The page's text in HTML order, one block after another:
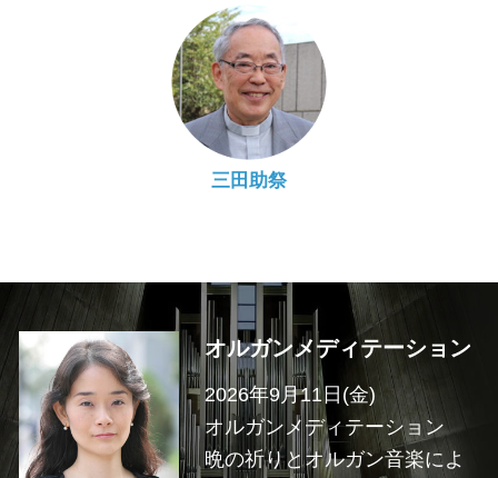
三田助祭
オルガンメディテーション
2026年9月11日(金)
オルガンメディテーション
晩の祈りとオルガン音楽によ